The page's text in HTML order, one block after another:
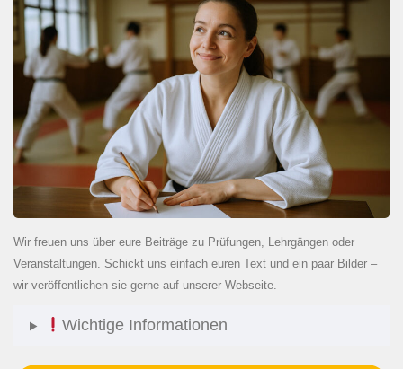
Wir freuen uns über eure Beiträge zu Prüfungen, Lehrgängen oder
Veranstaltungen. Schickt uns einfach euren Text und ein paar Bilder –
wir veröffentlichen sie gerne auf unserer Webseite.
Wichtige Informationen